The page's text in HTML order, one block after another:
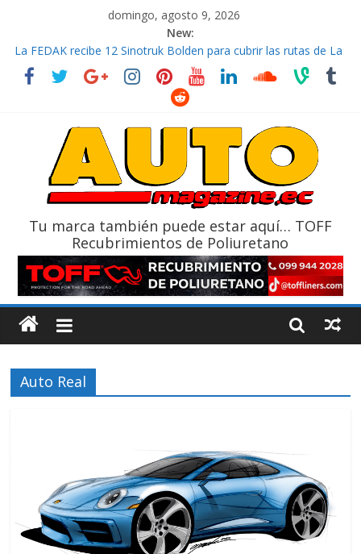
domingo, agosto 9, 2026
New:
La FEDAK recibe 12 Sinotruk Bolden para cubrir las rutas de La
Vuelta
El costo de tener un vehículo gana protagonismo a la hora de
¿Qué puede pasar con tu vehículo si permanece varios días sin
La Vuelta al Ecuador 2026, edición 47ª, recorre 7 provincias en 8
Tu marca también puede estar aquí… TOFF
Recubrimientos de Poliuretano
Auto Real